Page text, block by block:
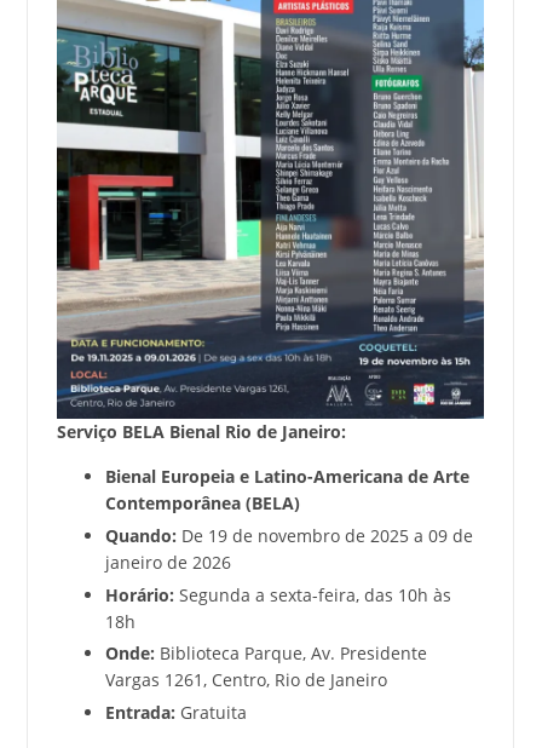
Serviço BELA Bienal Rio de Janeiro:
Bienal Europeia e Latino-Americana de Arte
Contemporânea (BELA)
Quando: De 19 de novembro de 2025 a 09 de
janeiro de 2026
Horário: Segunda a sexta-feira, das 10h às
18h
Onde: Biblioteca Parque, Av. Presidente
Vargas 1261, Centro, Rio de Janeiro
Entrada: Gratuita